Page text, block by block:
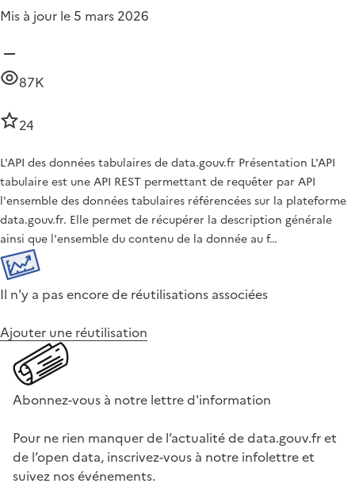
Mis à jour le 5 mars 2026
87K
24
L'API des données tabulaires de data.gouv.fr Présentation L'API
tabulaire est une API REST permettant de requêter par API
l'ensemble des données tabulaires référencées sur la plateforme
data.gouv.fr. Elle permet de récupérer la description générale
ainsi que l'ensemble du contenu de la donnée au f…
Il n'y a pas encore de réutilisations associées
Ajouter une réutilisation
Abonnez-vous à notre lettre d'information
Pour ne rien manquer de l’actualité de data.gouv.fr et
de l’open data, inscrivez-vous à notre infolettre et
suivez nos événements.